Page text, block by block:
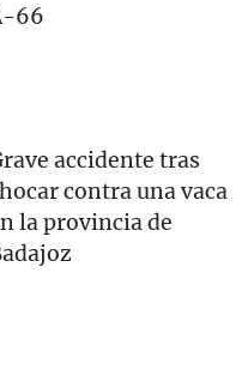
66
accidente tras
contra una vaca
la provincia de